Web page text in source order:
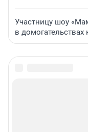
Участницу шоу
в домогательствах